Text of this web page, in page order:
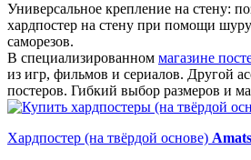
Универсальное крепление на стену:
хардпостер на стену при помощи
саморезов.
В специализированном магазине
из игр, фильмов и сериалов. Другой
постеров. Гибкий выбор размеров и
Хардпостер (на твёрдой основе)